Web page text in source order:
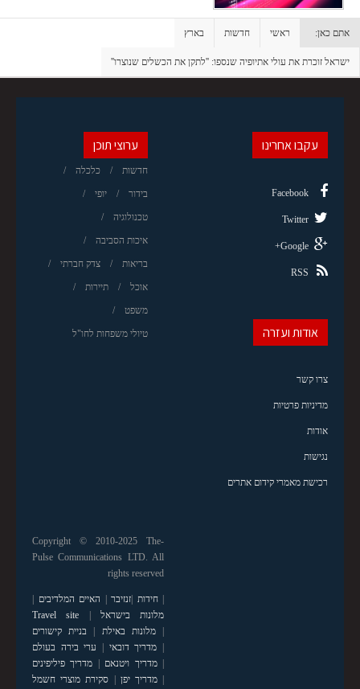
אתם כאן: ראשי חדשות בארץ
ישראל זוכרת את עולי אתיופיה שנספו: ''לתקן את הכשלים שנוצרו''
ערוצי תוכן
חדשות כלכלה
בידור יופי
טכנולוגיה
איכות הסביבה
בריאות צדק חברתי
אוכל תיירות
משפט
טיולי משפחות לחו"ל
עקבו אחרינו
Facebook
Twitter
Google+
RSS
אודות ועזרה
צרו קשר
מדיניות פרטיות
אודות
נגישות
רכישת מאמרי קידום אתרים
Copyright © 2010-2025 The-
Pulse Communications LTD. All
rights reserved
|חידות זנזיבר האיים המלדיבים
מלונות בישראל
Travel site
|מלונות באילת
בניית קישורים
מדריך דובאי
ערי בירה בעולם
|מדריך ויטנאם
מדריך פיליפינים
|מדריך יפן
סקירת מוצרי חשמל